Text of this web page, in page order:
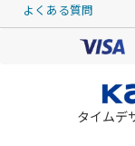
よくある質問
タイムデ